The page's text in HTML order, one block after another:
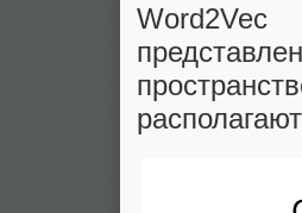
Word2Vec